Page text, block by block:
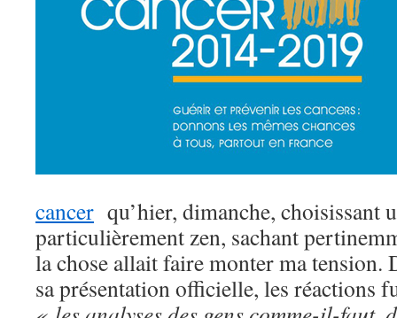
cancer qu’hier, dimanche, choisissant
particulièrement zen, sachant
la chose allait faire monter ma tension.
sa présentation officielle, les réactions